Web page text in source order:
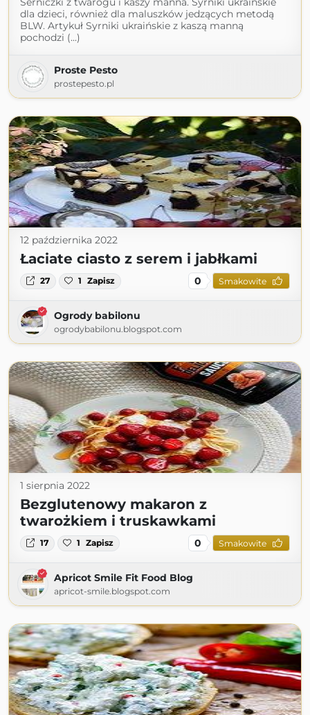
dla dzieci, również dla maluszków jedzących metodą
BLW. Artykuł Syrniki ukraińskie z kaszą manną
pochodzi (...)
Proste Pesto
prostepesto.pl
12 października 2022
Łaciate ciasto z serem i jabłkami
27 1 Zapisz 0 Smakowite
Ogrody babilonu
ogrodybabilonu.blogspot.com
1 sierpnia 2022
Bezglutenowy makaron z
twarożkiem i truskawkami
17 1 Zapisz 0 Smakowite
Apricot Smile Fit Food Blog
apricot-smile.blogspot.com